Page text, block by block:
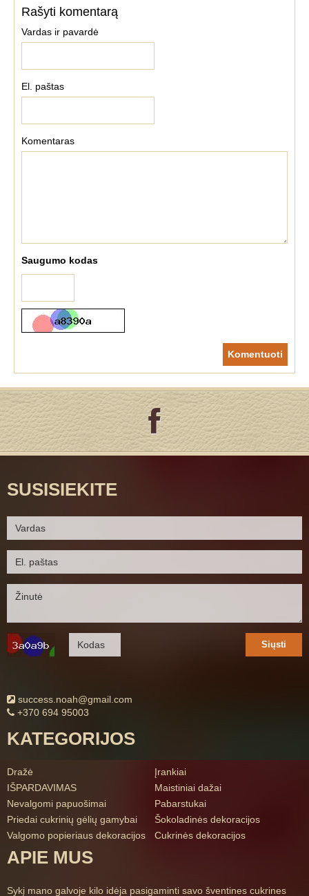
Rašyti komentarą
Vardas ir pavardė
El. paštas
Komentaras
Saugumo kodas
Komentuoti
SUSISIEKITE
Siųsti
success.noah@gmail.com
+370 694 95003
KATEGORIJOS
Dražė
Įrankiai
IŠPARDAVIMAS
Maistiniai dažai
Nevalgomi papuošimai
Pabarstukai
Priedai cukrinių gėlių gamybai
Šokoladinės dekoracijos
Valgomo popieriaus dekoracijos
Cukrinės dekoracijos
APIE MUS
Sykį mano galvoje kilo idėja pasigaminti savo šventines cukrines